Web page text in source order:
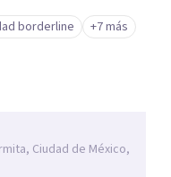
borderline +7 más
Ciudad de México,